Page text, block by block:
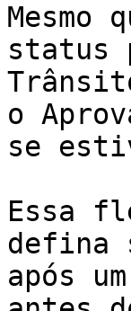
Mesmo
status
o
se
Essa
defina
após